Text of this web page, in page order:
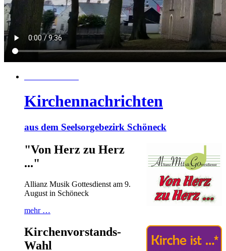
Kirchennachrichten
aus dem Seelsorgebezirk Schöneck
"Von Herz zu Herz
..."
Allianz Musik Gottesdienst am 9.
August in Schöneck
mehr …
Kirchenvorstands-
Wahl